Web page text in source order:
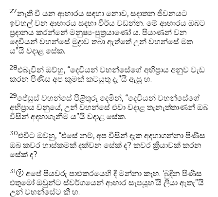
27නැති වී යන ආහාරය සඳහා නොව, සදාතන ජීවනයට
ඉවහල් වන ආහාරය සඳහා වීර්ය වඩන්න. මේ ආහාරය ඔබට
ප්‍රදානය කරන්නේ මනුෂ්‍ය-පුත්‍රයාණෝ ය. පියාණන් වන
දෙවියන් වහන්සේ මුද්‍රාව තබා ඇත්තේ උන් වහන්සේ මත
ය”යි වදාළ සේක.
28එබැවින් ඔව්හු, “දෙවියන් වහන්සේගේ අභිප්‍රාය අනුව වැඩ
කරන පිණිස අප කුමක් කටයුතු දැ”යි ඇසූ හ.
29ජේසුස් වහන්සේ පිළිතුරු දෙමින්, “දෙවියන් වහන්සේගේ
අභිප්‍රාය වනුයේ, උන් වහන්සේ එවා වදාළ තැනැත්තාණන් ඔබ
විසින් අදහාගැනීම ය”යි වදාළ සේක.
30එවිට ඔව්හු, “එසේ නම්, අප විසින් දැක අදහාගන්නා පිණිස
ඔබ කවර හාස්කමක් දක්වන සේක් ද? කවර ක්‍රියාවක් කරන
සේක් ද?
31ⓥ අපේ පියවරු පාළුකරයෙහි දී මන්නා කෑහ. ‘බුදින පිණිස
එතුමෝ ඔවුන්ට ස්වර්ගයෙන් ආහාර සැපයූහ’යි ලියා ඇතැ”යි
උන් වහන්සේට කී හ.